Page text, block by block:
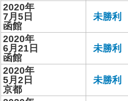
2020年
7月5日
函館
未勝利
2020年
6月21日
函館
未勝利
2020年
5月2日
京都
未勝利